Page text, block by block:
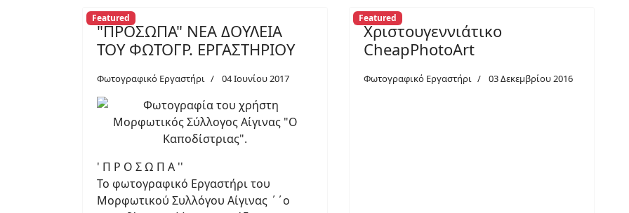
Featured
"ΠΡΟΣΩΠΑ" ΝΕΑ ΔΟΥΛΕΙΑ
ΤΟΥ ΦΩΤΟΓΡ. ΕΡΓΑΣΤΗΡΙΟΥ
Φωτογραφικό Εργαστήρι 04 Ιουνίου 2017
' Π Ρ Ο Σ Ω Π Α ''
Το φωτογραφικό Εργαστήρι του
Μορφωτικού Συλλόγου Αίγινας ΄΄o
Featured
Χριστουγεννιάτικο
CheapPhotoArt
Φωτογραφικό Εργαστήρι 03 Δεκεμβρίου 2016